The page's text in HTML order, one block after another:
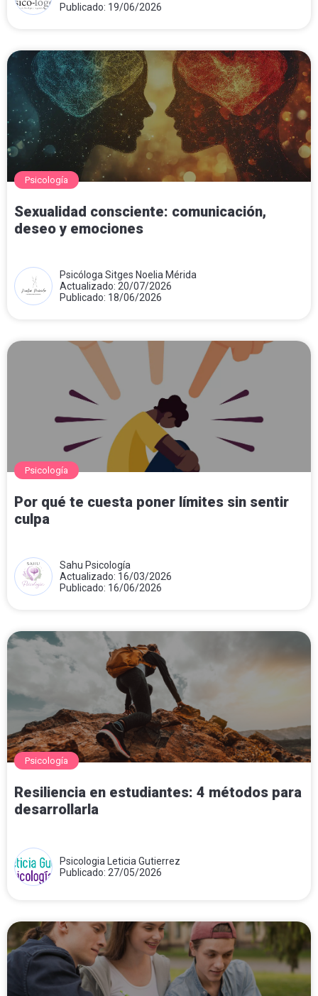
Publicado: 19/06/2026
Psicología
Sexualidad consciente: comunicación,
deseo y emociones
Psicóloga Sitges Noelia Mérida
Actualizado: 20/07/2026
Publicado: 18/06/2026
Psicología
Por qué te cuesta poner límites sin sentir
culpa
Sahu Psicología
Actualizado: 16/03/2026
Publicado: 16/06/2026
Psicología
Resiliencia en estudiantes: 4 métodos para
desarrollarla
Psicologia Leticia Gutierrez
Publicado: 27/05/2026